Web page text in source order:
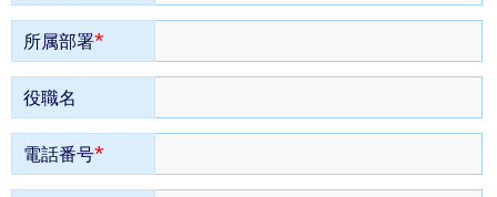
所属部署*
役職名
電話番号*